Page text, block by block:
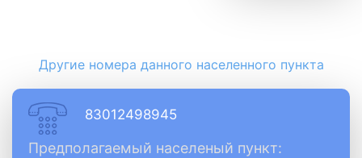
Другие номера данного населенного пункта
83012498945
Предполагаемый населеный пункт: